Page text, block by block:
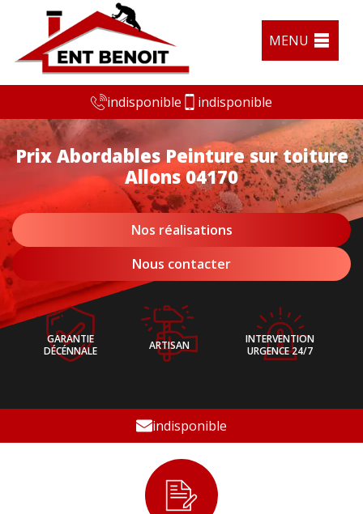
MENU
indisponible indisponible
Prix Abordables Peinture sur toiture
Allons 04170
Nos réalisations
Nous contacter
GARANTIE
DÉCÉNNALE
ARTISAN
INTERVENTION
URGENCE 24/7
indisponible